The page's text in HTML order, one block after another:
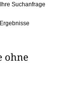
Suchanfrage
ohne